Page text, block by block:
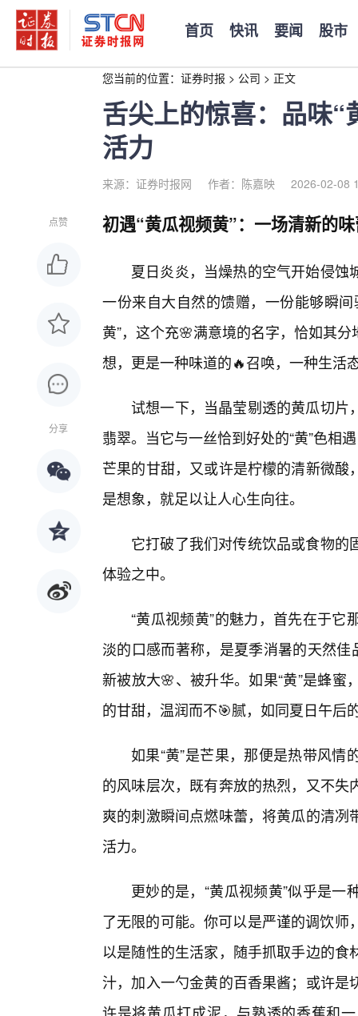
首页 快讯 要闻 股市
您当前的位置： 证券时报 > 公司 > 正文
舌尖上的惊喜：品味
活力
来源：证券时报网 作者：陈嘉映 2026-02-08
点赞
分享
初遇“黄瓜视频黄”：一场清新的
夏日炎炎，当燥热的空气开始侵
一份来自大自然的馈赠，一份能够瞬
黄”，这个充🌸满意境的名字，恰如其
想，更是一种味道的🔥召唤，一种生活
试想一下，当晶莹剔透的黄瓜切片
翡翠。当它与一丝恰到好处的“黄”色相
芒果的甘甜，又或许是柠檬的清新微
是想象，就足以让人心生向往。
它打破了我们对传统饮品或食物
体验之中。
“黄瓜视频黄”的魅力，首先在于
淡的口感而著称，是夏季消暑的天然
新被放大🌸、被升华。如果“黄”是蜂
的甘甜，温润而不🎯腻，如同夏日午后
如果“黄”是芒果，那便是热带风
的风味层次，既有奔放的热烈，又不
爽的刺激瞬间点燃味蕾，将黄瓜的清
活力。
更妙的是，“黄瓜视频黄”似乎是
了无限的可能。你可以是严谨的调饮
以是随性的生活家，随手抓取手边的
汁，加入一勺金黄的百香果酱；或许